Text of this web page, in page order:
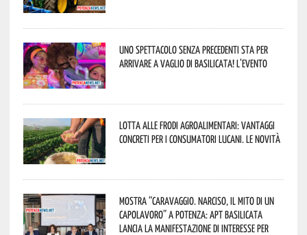
Uno spettacolo senza precedenti sta per
arrivare a Vaglio di Basilicata! L’evento
Lotta alle frodi agroalimentari: vantaggi
concreti per i consumatori lucani. Le novità
Mostra “Caravaggio. Narciso, il mito di un
capolavoro” a Potenza: APT Basilicata
lancia la manifestazione di interesse per